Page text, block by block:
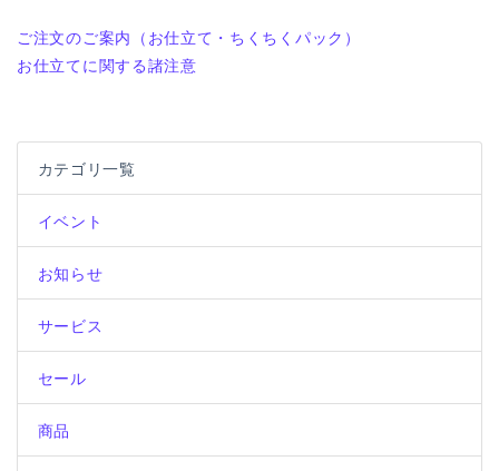
投
稿
ビ
ゲ
ー
シ
ョ
ン
過
去
稿:
ご注文のご案内（お仕立て・ちくちくパック）
次
稿:
お仕立てに関する諸注意
カテゴリ一覧
イベント
お知らせ
サービス
セール
商品